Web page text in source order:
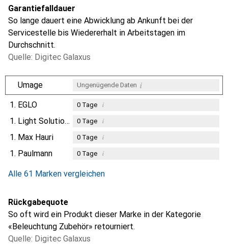
Garantiefalldauer
So lange dauert eine Abwicklung ab Ankunft bei der
Servicestelle bis Wiedererhalt in Arbeitstagen im
Durchschnitt.
Quelle: Digitec Galaxus
Umage Ungenügende Daten i
1. EGLO 0Tage i
1. Light Solutions 0Tage i
1. Max Hauri 0Tage i
1. Paulmann 0Tage i
Alle 61 Marken vergleichen
Rückgabequote
So oft wird ein Produkt dieser Marke in der Kategorie
«Beleuchtung Zubehör» retourniert.
Quelle: Digitec Galaxus